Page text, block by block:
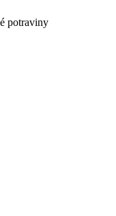
potraviny